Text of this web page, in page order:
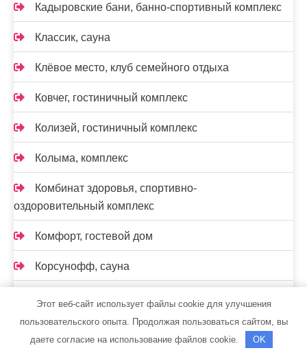
Кадыровские бани, банно-спортивный комплекс
Классик, сауна
Клёвое место, клуб семейного отдыха
Ковчег, гостиничный комплекс
Колизей, гостиничный комплекс
Колыма, комплекс
Комбинат здоровья, спортивно-
оздоровительный комплекс
Комфорт, гостевой дом
Корсунофф, сауна
Купало, центр банной культуры
Этот веб-сайт использует файлы cookie для улучшения
пользовательского опыта. Продолжая пользоваться сайтом, вы
даете согласие на использование файлов cookie.
OK